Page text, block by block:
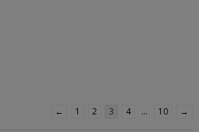
← 1 2 3 4 … 10 →